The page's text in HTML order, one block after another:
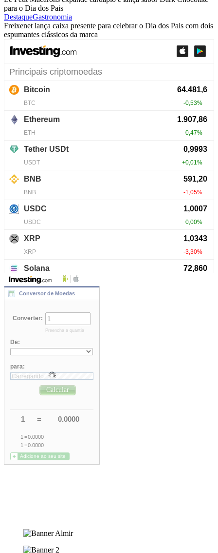
para o Dia dos Pais
DestaqueGastronomia
Freixenet lança caixa presente para celebrar o Dia dos Pais com dois
espumantes clássicos da marca